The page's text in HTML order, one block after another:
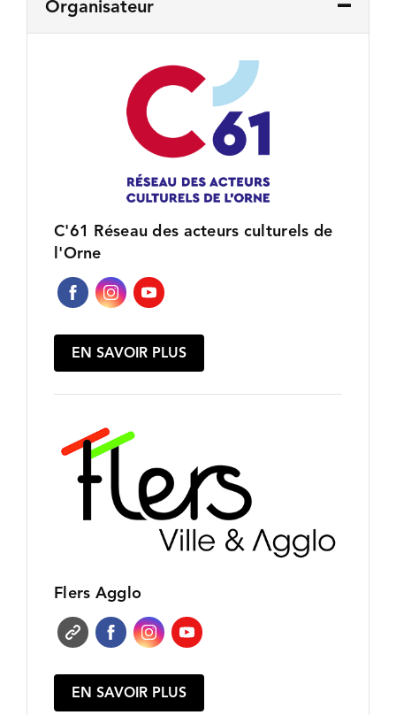
Organisateur
C'61 Réseau des acteurs culturels de
l'Orne
EN SAVOIR PLUS
Flers Agglo
EN SAVOIR PLUS